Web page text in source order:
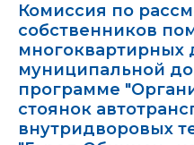
Комиссия по
собственников
многоквартирных
муниципальной
программе
стоянок
внутридворовых